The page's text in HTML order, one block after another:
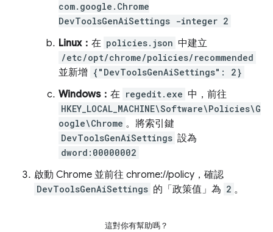
com.google.Chrome
DevToolsGenAiSettings -integer 2
Linux： 在 policies.json 中建立
/etc/opt/chrome/policies/recommended
並新增 {"DevToolsGenAiSettings": 2}
Windows： 在 regedit.exe 中，前往
HKEY_LOCAL_MACHINE\Software\Policies\G
oogle\Chrome 。將索引鍵
DevToolsGenAiSettings 設為
dword:00000002
啟動 Chrome 並前往 chrome://policy，確認
DevToolsGenAiSettings 的「政策值」為 2 。
這對你有幫助嗎？